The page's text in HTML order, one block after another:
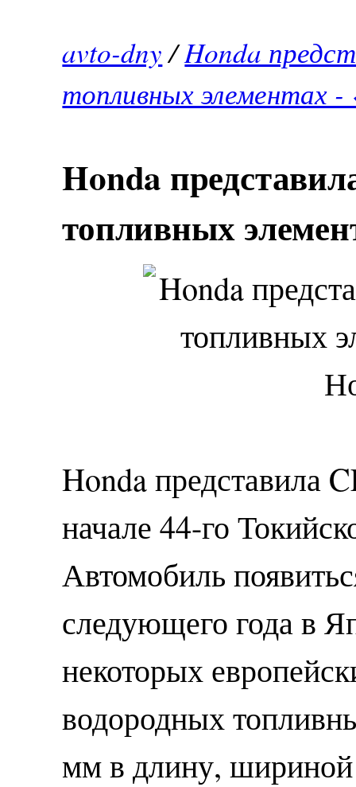
avto-dny/Honda
топливных элементах
Honda
топливных
Honda представила
начале 44-го
Автомобиль
следующего года в
некоторых
водородных
мм в длину,